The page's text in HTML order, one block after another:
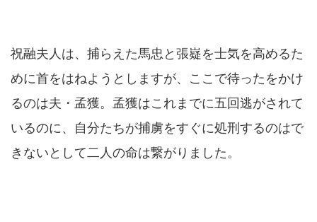
祝融夫人は、捕らえた馬忠と張嶷を士気を高めるた
めに首をはねようとしますが、ここで待ったをかけ
るのは夫・孟獲。孟獲はこれまでに五回逃がされて
いるのに、自分たちが捕虜をすぐに処刑するのはで
きないとして二人の命は繋がりました。